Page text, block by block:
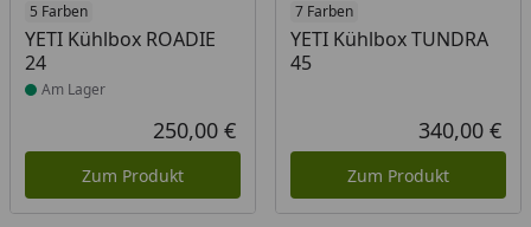
5 Farben
YETI Kühlbox ROADIE
24
Produkt am Lager
Am Lager
Aktueller Preis
250,00 €
Zum Produkt
7 Farben
YETI Kühlbox TUNDRA
45
340,00 €
Zum Produkt